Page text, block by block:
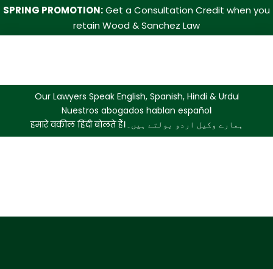
SPRING PROMOTION:Get a Consultation Credit when you
retain Wood & Sanchez Law
Our Lawyers Speak English, Spanish, Hindi & Urdu
Nuestros abogados hablan español
हमारे वकील हिंदी बोलते हैं।ہمارے وکیل اردو بولتے ہیں۔